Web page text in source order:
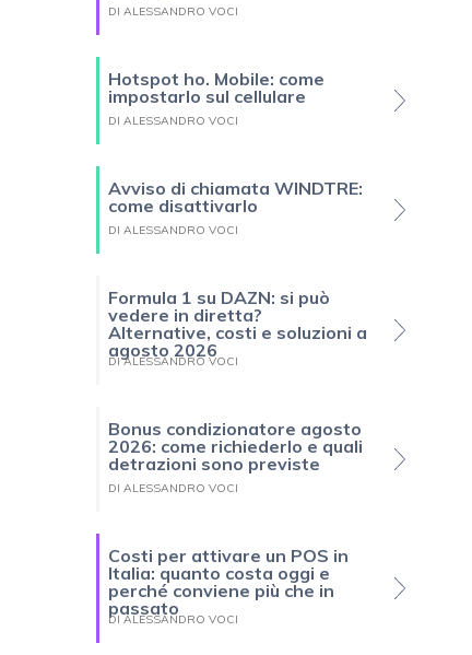
DI ALESSANDRO VOCI
Hotspot ho. Mobile: come
impostarlo sul cellulare
DI ALESSANDRO VOCI
Avviso di chiamata WINDTRE:
come disattivarlo
DI ALESSANDRO VOCI
Formula 1 su DAZN: si può
vedere in diretta?
Alternative, costi e soluzioni a
agosto 2026
DI ALESSANDRO VOCI
Bonus condizionatore agosto
2026: come richiederlo e quali
detrazioni sono previste
DI ALESSANDRO VOCI
Costi per attivare un POS in
Italia: quanto costa oggi e
perché conviene più che in
passato
DI ALESSANDRO VOCI